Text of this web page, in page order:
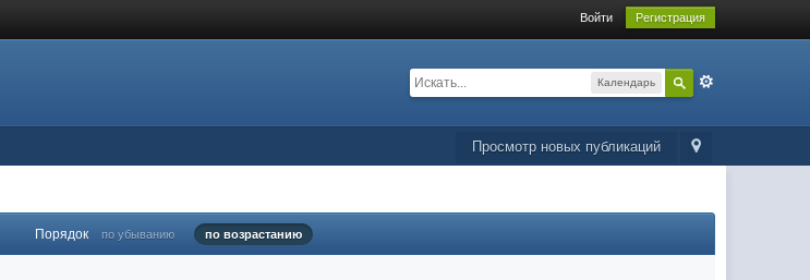
Войти Регистрация
Календарь
Просмотр новых публикаций
Порядок по убыванию по возрастанию